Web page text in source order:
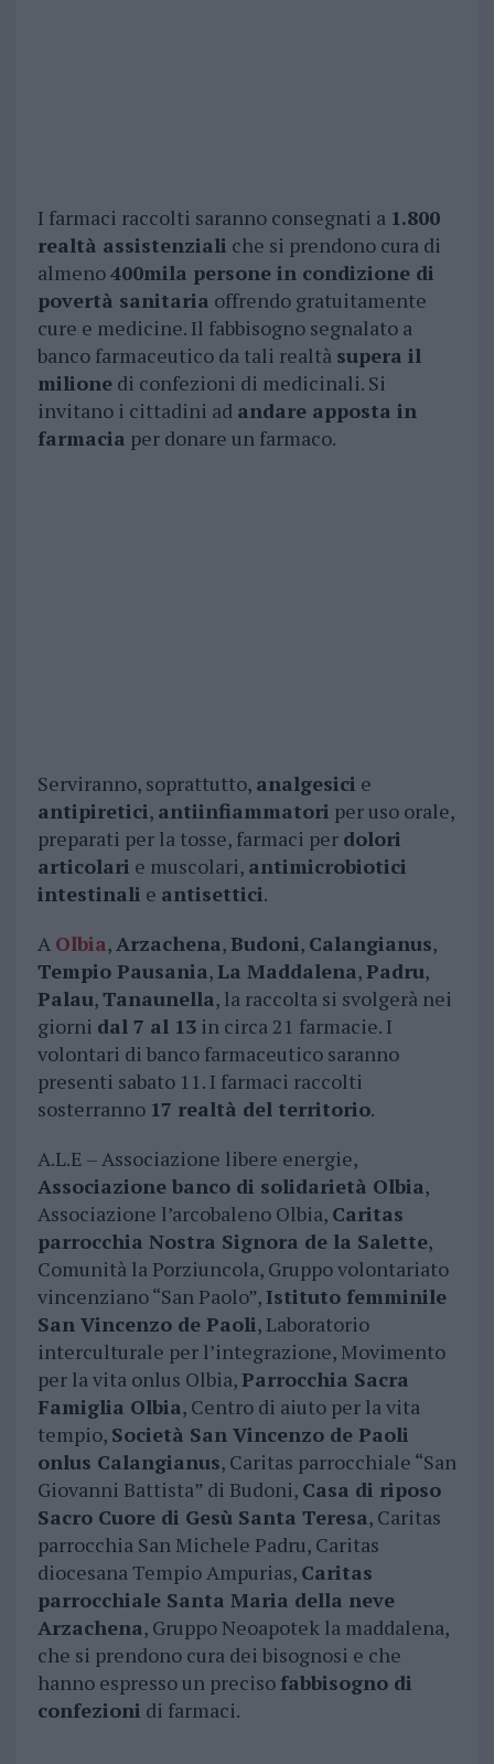
I farmaci raccolti saranno consegnati a 1.800
realtà assistenziali che si prendono cura di
almeno400mila persone in condizione di
povertà sanitaria offrendo gratuitamente
cure e medicine. Il fabbisogno segnalato a
banco farmaceutico da tali realtà supera il
milionedi confezioni di medicinali. Si
invitano i cittadini ad andare apposta in
farmacia per donare un farmaco.
Serviranno, soprattutto, analgesici e
antipiretici, antiinfiammatori per uso orale,
preparati per la tosse, farmaci per dolori
articolari e muscolari, antimicrobiotici
intestinali e antisettici.
A Olbia,Arzachena,Budoni, Calangianus,
Tempio Pausania,La Maddalena,Padru,
Palau,Tanaunella, la raccolta si svolgerà nei
giorni dal 7 al 13in circa 21 farmacie. I
volontari di banco farmaceutico saranno
presenti sabato 11. I farmaci raccolti
sosterranno 17 realtà del territorio.
A.L.E – Associazione libere energie,
Associazione banco di solidarietà Olbia,
Associazione l’arcobaleno Olbia, Caritas
parrocchia Nostra Signora de la Salette,
Comunità la Porziuncola, Gruppo volontariato
vincenziano “San Paolo”, Istituto femminile
San Vincenzo de Paoli, Laboratorio
interculturale per l’integrazione, Movimento
per la vita onlus Olbia,Parrocchia Sacra
Famiglia Olbia, Centro di aiuto per la vita
tempio, Società San Vincenzo de Paoli
onlus Calangianus, Caritas parrocchiale “San
Giovanni Battista” di Budoni, Casa di riposo
Sacro Cuore di Gesù Santa Teresa, Caritas
parrocchia San Michele Padru, Caritas
diocesana Tempio Ampurias, Caritas
parrocchiale Santa Maria della neve
Arzachena, Gruppo Neoapotek la maddalena,
che si prendono cura dei bisognosi e che
hanno espresso un preciso fabbisogno di
confezioni di farmaci.